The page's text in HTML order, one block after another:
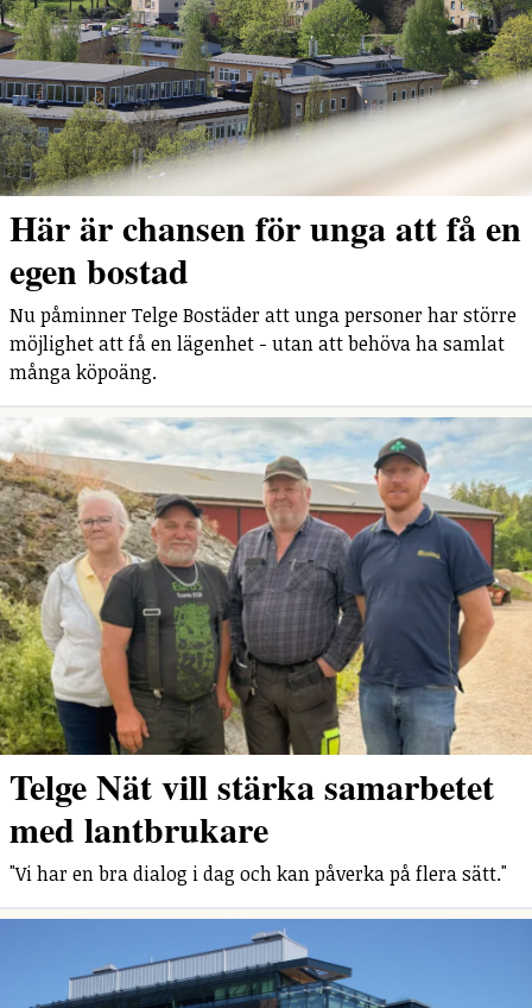
Här är chansen för unga att få en
egen bostad
Nu påminner Telge Bostäder att unga personer har större
möjlighet att få en lägenhet - utan att behöva ha samlat
många köpoäng.
Telge Nät vill stärka samarbetet
med lantbrukare
"Vi har en bra dialog i dag och kan påverka på flera sätt."